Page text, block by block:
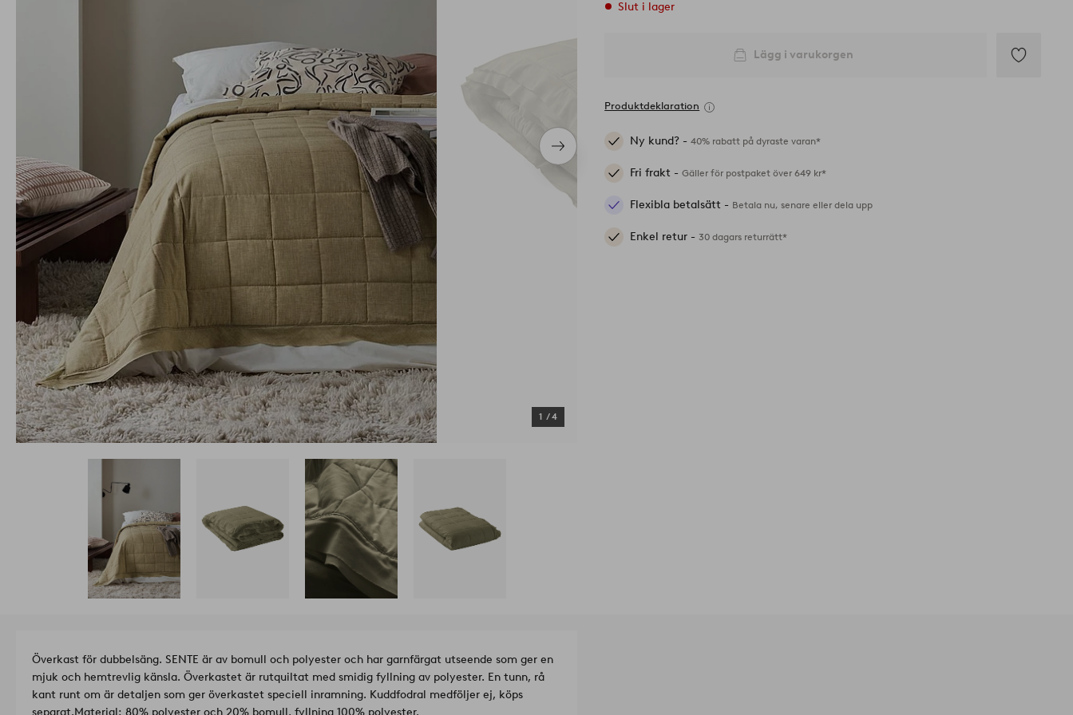
Nästa
produkt
1 /4
Slut i lager
Lägg i varukorgen
Produktdeklaration
Ny kund? -40% rabatt på dyraste varan*
Fri frakt -Gäller för postpaket över 649 kr*
Flexibla betalsätt - Betala nu, senare eller dela upp
Enkel retur -30 dagars returrätt*
Överkast för dubbelsäng. SENTE är av bomull och polyester och har garnfärgat utseende som ger en
mjuk och hemtrevlig känsla. Överkastet är rutquiltat med smidig fyllning av polyester. En tunn, rå
kant runt om är detaljen som ger överkastet speciell inramning. Kuddfodral medföljer ej, köps
separat.Material: 80% polyester och 20% bomull, fyllning 100% polyester.